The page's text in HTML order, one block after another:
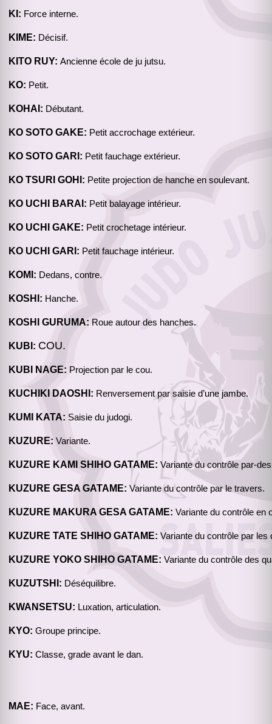
KI: Force interne.
KIME: Décisif.
KITO RUY: Ancienne école de ju jutsu.
KO: Petit.
KOHAI: Débutant.
KO SOTO GAKE: Petit accrochage extérieur.
KO SOTO GARI: Petit fauchage extérieur.
KO TSURI GOHI: Petite projection de hanche en soulevant.
KO UCHI BARAI: Petit balayage intérieur.
KO UCHI GAKE: Petit crochetage intérieur.
KO UCHI GARI: Petit fauchage intérieur.
KOMI: Dedans, contre.
KOSHI: Hanche.
KOSHI GURUMA: Roue autour des hanches.
KUBI: COU.
KUBI NAGE: Projection par le cou.
KUCHIKI DAOSHI: Renversement par saisie d’une jambe.
KUMI KATA: Saisie du judogi.
KUZURE: Variante.
KUZURE KAMI SHIHO GATAME: Variante du contrôle par-
KUZURE GESA GATAME: Variante du contrôle par le travers.
KUZURE MAKURA GESA GATAME: Variante du contrôle en
KUZURE TATE SHIHO GATAME: Variante du contrôle par les
KUZURE YOKO SHIHO GATAME: Variante du contrôle des
KUZUTSHI: Déséquilibre.
KWANSETSU: Luxation, articulation.
KYO: Groupe principe.
KYU: Classe, grade avant le dan.
MAE: Face, avant.